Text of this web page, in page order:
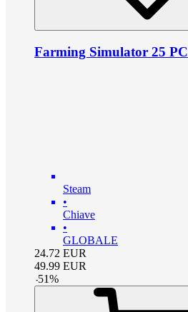
Farming Simulator 25 PC
Steam
•
Chiave
•
GLOBALE
24.72 EUR
49.99 EUR
-51%